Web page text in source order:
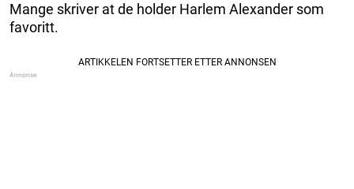
Mange skriver at de holder Harlem Alexander som
favoritt.